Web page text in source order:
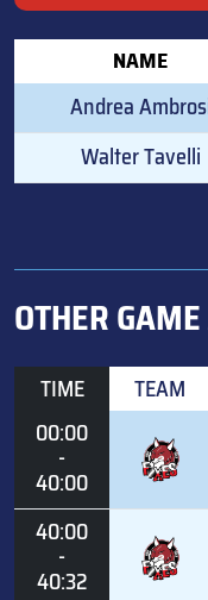
NAME
Andrea
Walter Tavelli
OTHER
TIME
TEAM
00:00
-
40:00
40:00
-
40:32